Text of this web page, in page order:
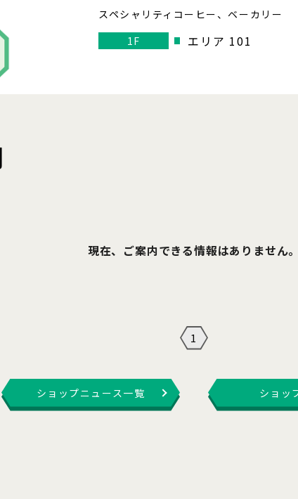
スペシャリティコーヒー、ベーカリー
1F
エリア 101
現在、ご案内できる情報はありません。
1
ショップニュース一覧 ショッ